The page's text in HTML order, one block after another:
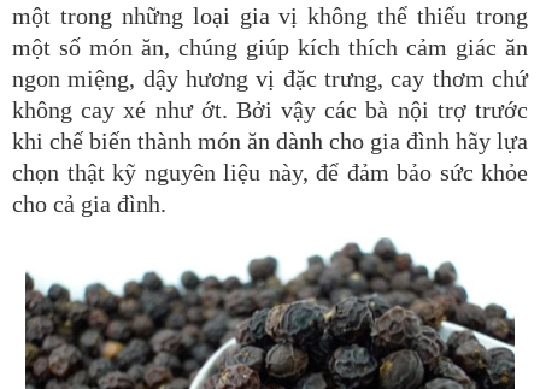
một trong những loại gia vị không thể thiếu trong
một số món ăn, chúng giúp kích thích cảm giác ăn
ngon miệng, dậy hương vị đặc trưng, cay thơm chứ
không cay xé như ớt. Bởi vậy các bà nội trợ trước
khi chế biến thành món ăn dành cho gia đình hãy lựa
chọn thật kỹ nguyên liệu này, để đảm bảo sức khỏe
cho cả gia đình.